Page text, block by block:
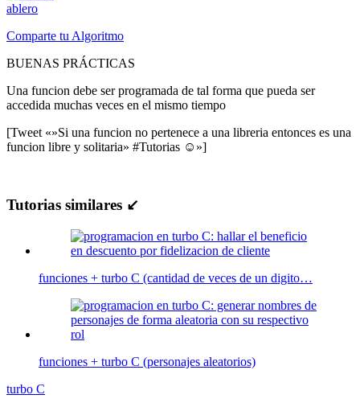
ablero
Comparte tu Algoritmo
BUENAS PRÁCTICAS
Una funcion debe ser programada de tal forma que pueda ser
accedida muchas veces en el mismo tiempo
[Tweet «»Si una funcion no pertenece a una libreria entonces es una
funcion libre y solitaria» #Tutorias ☺»]
Tutorias similares ↙
funciones + turbo C (cantidad de veces de un digito…
funciones + turbo C (personajes aleatorios)
turbo C